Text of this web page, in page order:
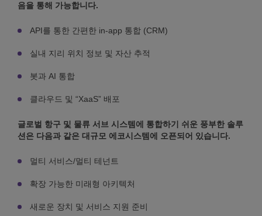
음을 통해 가능합니다.
API를 통한 간편한 in-app 통합 (CRM)
실내 지리 위치 정보 및 자산 추적
봇과 AI 통합
클라우드 및 “XaaS” 배포
글로벌 항구 및 물류 서브 시스템에 통합하기 쉬운 풍부한 솔루
션은 다음과 같은 대규모 에코시스템에 오픈되어 있습니다.
멀티 서비스/멀티 테넌트
확장 가능한 미래형 아키텍처
새로운 장치 및 서비스 지원 준비